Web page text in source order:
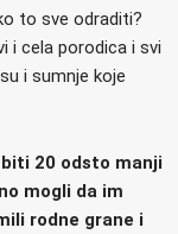
to sve odraditi?
i cela porodica i svi
i sumnje koje
20 odsto manji
mogli da im
rodne grane i